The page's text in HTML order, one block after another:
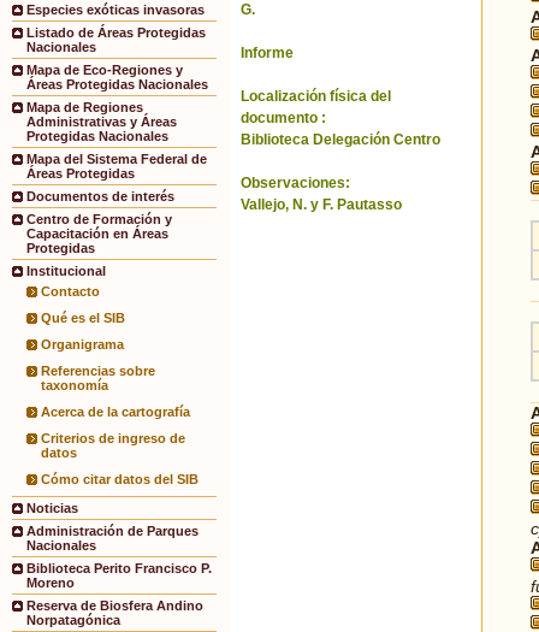
Especies exóticas invasoras
Listado de Áreas Protegidas
Nacionales
Mapa de Eco-Regiones y
Áreas Protegidas Nacionales
Mapa de Regiones
Administrativas y Áreas
Protegidas Nacionales
Mapa del Sistema Federal de
Áreas Protegidas
Documentos de interés
Centro de Formación y
Capacitación en Áreas
Protegidas
Institucional
Contacto
Qué es el SIB
Organigrama
Referencias sobre
taxonomía
Acerca de la cartografía
Criterios de ingreso de
datos
Cómo citar datos del SIB
Noticias
Administración de Parques
Nacionales
Biblioteca Perito Francisco P.
Moreno
Reserva de Biosfera Andino
Norpatagónica
G.
Informe
Localización física del
documento :
Biblioteca Delegación Centro
Observaciones:
Vallejo, N. y F. Pautasso